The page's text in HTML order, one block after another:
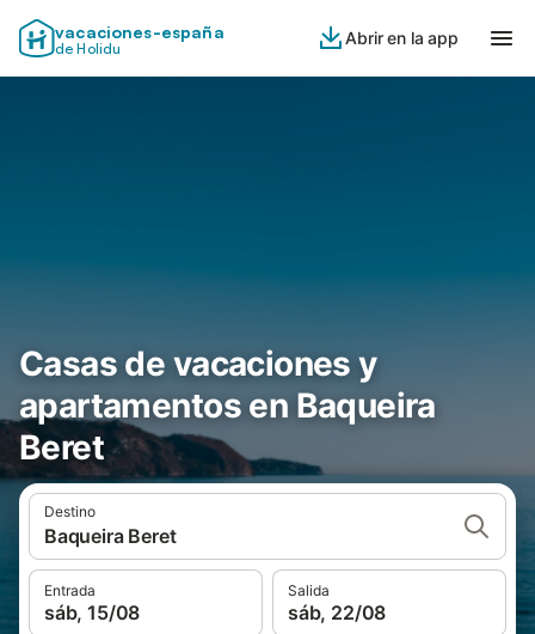
vacaciones-españa
de Holidu
Abrir en la app
Casas de vacaciones y
apartamentos en Baqueira
Beret
Destino
Baqueira Beret
Entrada
sáb, 15/08
Salida
sáb, 22/08